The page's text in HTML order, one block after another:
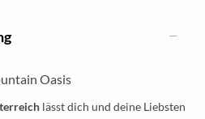
Oasis
lässt dich und deine Liebsten